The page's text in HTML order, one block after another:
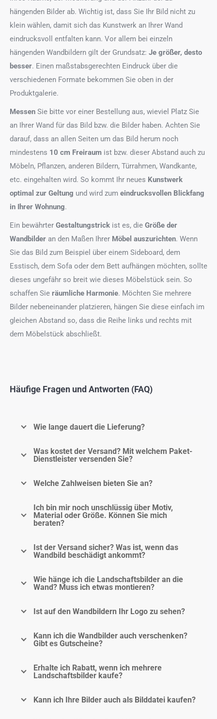
hängenden Bilder ab. Wichtig ist, dass Sie Ihr Bild nicht zu
klein wählen, damit sich das Kunstwerk an Ihrer Wand
eindrucksvoll entfalten kann. Vor allem bei einzeln
hängenden Wandbildern gilt der Grundsatz: Je größer, desto
besser. Einen maßstabsgerechten Eindruck über die
verschiedenen Formate bekommen Sie oben in der
Produktgalerie.
Messen Sie bitte vor einer Bestellung aus, wieviel Platz Sie
an Ihrer Wand für das Bild bzw. die Bilder haben. Achten Sie
darauf, dass an allen Seiten um das Bild herum noch
mindestens 10 cm Freiraum ist bzw. dieser Abstand auch zu
Möbeln, Pflanzen, anderen Bildern, Türrahmen, Wandkante,
etc. eingehalten wird. So kommt Ihr neues Kunstwerk
optimal zur Geltung und wird zum eindrucksvollen Blickfang
in Ihrer Wohnung.
Ein bewährter Gestaltungstrick ist es, die Größe der
Wandbilder an den Maßen Ihrer Möbel auszurichten. Wenn
Sie das Bild zum Beispiel über einem Sideboard, dem
Esstisch, dem Sofa oder dem Bett aufhängen möchten, sollte
dieses ungefähr so breit wie dieses Möbelstück sein. So
schaffen Sie räumliche Harmonie. Möchten Sie mehrere
Bilder nebeneinander platzieren, hängen Sie diese einfach im
gleichen Abstand so, dass die Reihe links und rechts mit
dem Möbelstück abschließt.
Häufige Fragen und Antworten (FAQ)
Wie lange dauert die Lieferung?
Was kostet der Versand? Mit welchem Paket-
Dienstleister versenden Sie?
Welche Zahlweisen bieten Sie an?
Ich bin mir noch unschlüssig über Motiv,
Material oder Größe. Können Sie mich
beraten?
Ist der Versand sicher? Was ist, wenn das
Wandbild beschädigt ankommt?
Wie hänge ich die Landschaftsbilder an die
Wand? Muss ich etwas montieren?
Ist auf den Wandbildern Ihr Logo zu sehen?
Kann ich die Wandbilder auch verschenken?
Gibt es Gutscheine?
Erhalte ich Rabatt, wenn ich mehrere
Landschaftsbilder kaufe?
Kann ich Ihre Bilder auch als Bilddatei kaufen?